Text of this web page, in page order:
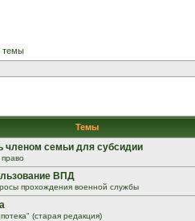
темы
Темы
членом семьи для субсидии
ВПД
прохождения военной службы
(старая редакция)